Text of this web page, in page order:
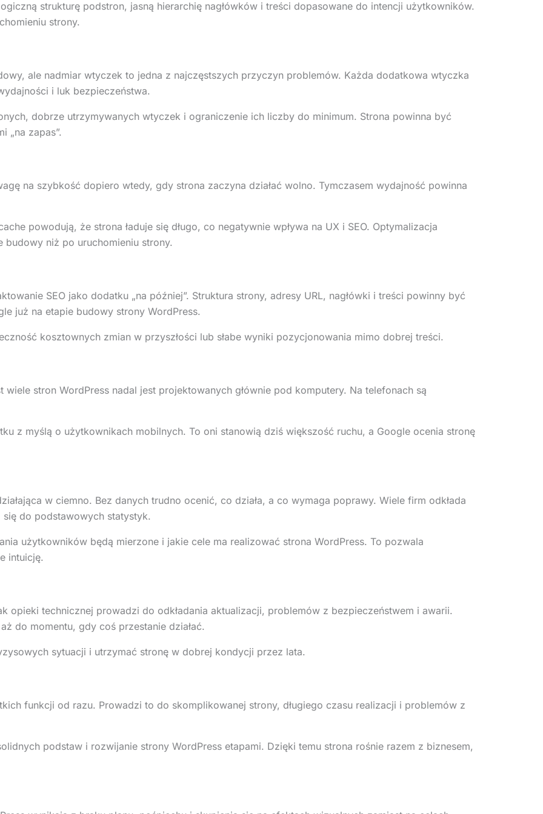
strukturę podstron, jasną hierarchię nagłówków i treści dopasowane do intencji użytkowników.
strony.
ale nadmiar wtyczek to jedna z najczęstszych przyczyn problemów. Każda dodatkowa wtyczka
i luk bezpieczeństwa.
dobrze utrzymywanych wtyczek i ograniczenie ich liczby do minimum. Strona powinna być
„na zapas”.
na szybkość dopiero wtedy, gdy strona zaczyna działać wolno. Tymczasem wydajność powinna
powodują, że strona ładuje się długo, co negatywnie wpływa na UX i SEO. Optymalizacja
budowy niż po uruchomieniu strony.
SEO jako dodatku „na później”. Struktura strony, adresy URL, nagłówki i treści powinny być
już na etapie budowy strony WordPress.
kosztownych zmian w przyszłości lub słabe wyniki pozycjonowania mimo dobrej treści.
stron WordPress nadal jest projektowanych głównie pod komputery. Na telefonach są
z myślą o użytkownikach mobilnych. To oni stanowią dziś większość ruchu, a Google ocenia stronę
w ciemno. Bez danych trudno ocenić, co działa, a co wymaga poprawy. Wiele firm odkłada
do podstawowych statystyk.
użytkowników będą mierzone i jakie cele ma realizować strona WordPress. To pozwala
intuicję.
opieki technicznej prowadzi do odkładania aktualizacji, problemów z bezpieczeństwem i awarii.
do momentu, gdy coś przestanie działać.
sytuacji i utrzymać stronę w dobrej kondycji przez lata.
funkcji od razu. Prowadzi to do skomplikowanej strony, długiego czasu realizacji i problemów z
podstaw i rozwijanie strony WordPress etapami. Dzięki temu strona rośnie razem z biznesem,